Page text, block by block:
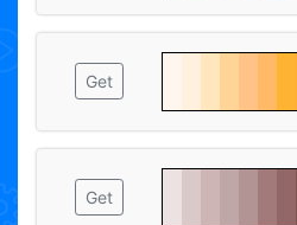
Get
Get